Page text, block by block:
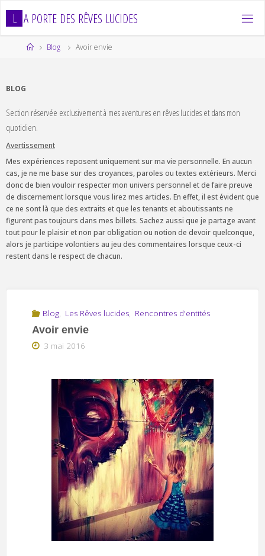
L A PORTE DES RÊVES LUCIDES
HomeBlog Avoir envie
BLOG
Section réservée exclusivement à mes aventures en rêves lucides et dans mon
quotidien.
Avertissement
Mes expériences reposent uniquement sur ma vie personnelle. En aucun
cas, je ne me base sur des croyances, paroles ou textes extérieurs. Merci
donc de bien vouloir respecter mon univers personnel et de faire preuve
de discernement lorsque vous lirez mes articles. En effet, il est évident que
ce ne sont là que des extraits et que les tenants et aboutissants ne
figurent pas toujours dans mes billets. Sachez aussi que je partage avant
tout pour le plaisir et non par obligation ou notion de devoir quelconque,
alors je participe volontiers au jeu des commentaires lorsque ceux-ci
restent dans le respect de chacun.
Blog, Les Rêves lucides, Rencontres d'entités
Avoir envie
3 mai 2016